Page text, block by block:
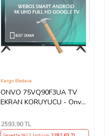
ONVO 75VQ90F3UA TV
EKRAN KORUYUCU - Onvo
Şeffaf Koruma paneli
Kargo Bedava
2593,90 TL